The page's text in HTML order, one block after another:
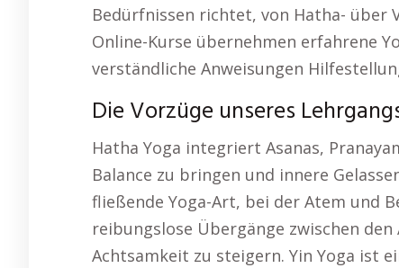
Bedürfnissen richtet, von Hatha- über
Online-Kurse übernehmen erfahrene
verständliche Anweisungen
Die Vorzüge unseres
Hatha Yoga integriert Asanas,
Balance zu bringen und innere
fließende Yoga-Art, bei der Atem und
reibungslose Übergänge zwischen
Achtsamkeit zu steigern. Yin Yoga ist